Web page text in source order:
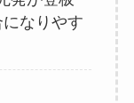
なりやす